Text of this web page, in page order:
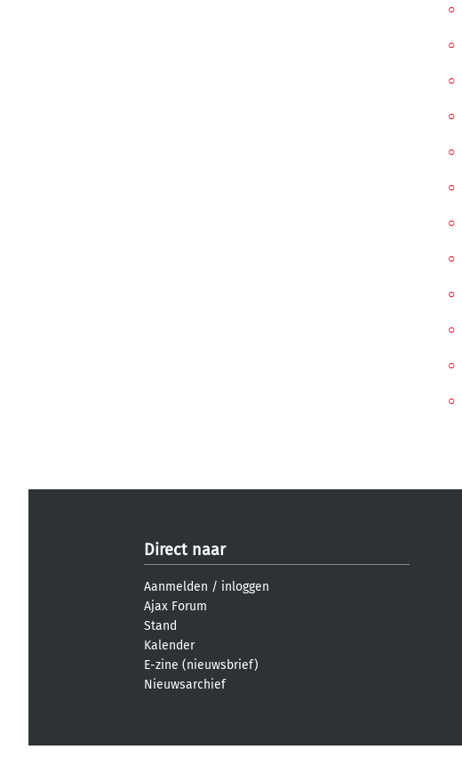
Direct naar
Aanmelden / inloggen
Ajax Forum
Stand
Kalender
E-zine (nieuwsbrief)
Nieuwsarchief